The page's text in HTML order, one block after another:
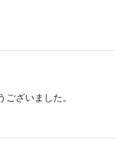
ざいました。